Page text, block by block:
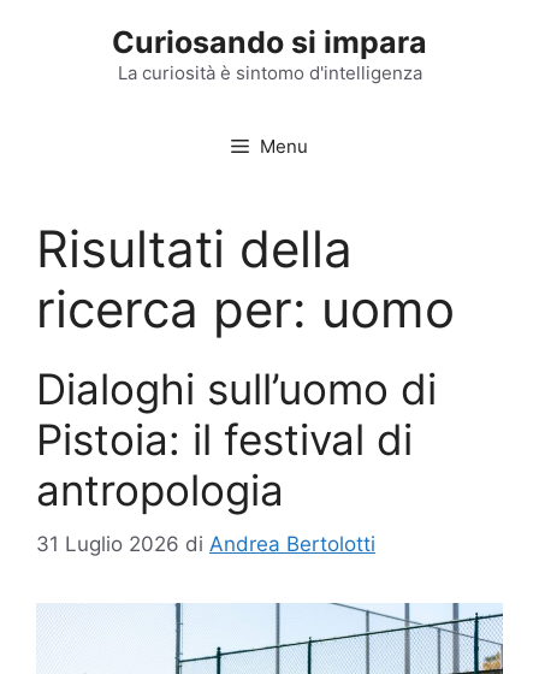
Curiosando si impara
La curiosità è sintomo d'intelligenza
Menu
Risultati della
ricerca per: uomo
Dialoghi sull’uomo di
Pistoia: il festival di
antropologia
31 Luglio 2026 di Andrea Bertolotti